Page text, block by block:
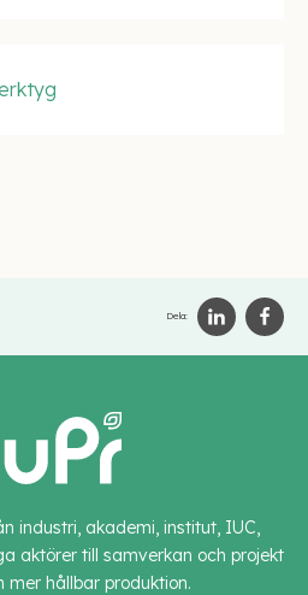
Dela:
industri, akademi, institut, IUC,
aktörer till samverkan och projekt
mer hållbar produktion.